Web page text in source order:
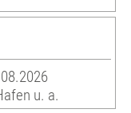
u. a.